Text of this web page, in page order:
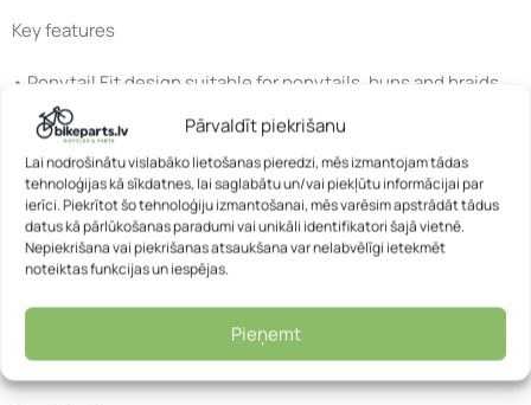
Pārvaldīt piekrišanu
Lai nodrošinātu vislabāko lietošanas pieredzi, mēs izmantojam tādas
tehnoloģijas kā sīkdatnes, lai saglabātu un/vai piekļūtu informācijai par
ierīci. Piekrītot šo tehnoloģiju izmantošanai, mēs varēsim apstrādāt tādus
datus kā pārlūkošanas paradumi vai unikāli identifikatori šajā vietnē.
Nepiekrišana vai piekrišanas atsaukšana var nelabvēlīgi ietekmēt
noteiktas funkcijas un iespējas.
Pieņemt
Key features
• Ponytail Fit design suitable for ponytails, buns and braids
• ZoomTM Spin adjustment system for an easy and precise fit
• Aerodynamic stitched straps that stay close to the head
without flapping
• Soft Comfort Pads for improved wearing comfort
• Removable and washable inner pads for easy maintenance
• Practical push-in buckle for secure and convenient
fastening
• Lightweight In-Mould construction combining PC and EPS
• Deep ventilation channels for improved airflow during rides